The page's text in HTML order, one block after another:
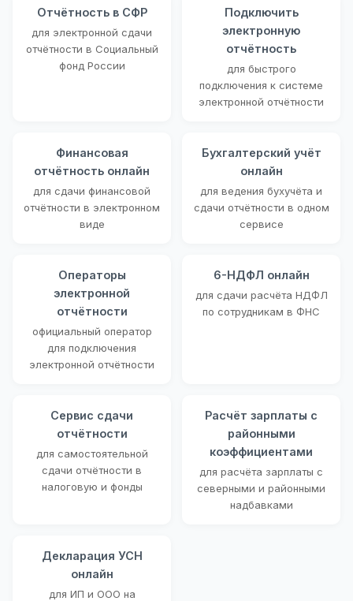
Отчётность в СФР
для электронной сдачи
отчётности в Социальный
фонд России
Подключить
электронную
отчётность
для быстрого
подключения к системе
электронной отчётности
Финансовая
отчётность онлайн
для сдачи финансовой
отчётности в электронном
виде
Бухгалтерский учёт
онлайн
для ведения бухучёта и
сдачи отчётности в одном
сервисе
Операторы
электронной
отчётности
официальный оператор
для подключения
электронной отчётности
6-НДФЛ онлайн
для сдачи расчёта НДФЛ
по сотрудникам в ФНС
Сервис сдачи
отчётности
для самостоятельной
сдачи отчётности в
налоговую и фонды
Расчёт зарплаты с
районными
коэффициентами
для расчёта зарплаты с
северными и районными
надбавками
Декларация УСН
онлайн
для ИП и ООО на